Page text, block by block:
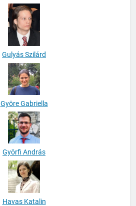
Gulyás Szilárd
Györe Gabriella
Györfi András
Havas Katalin